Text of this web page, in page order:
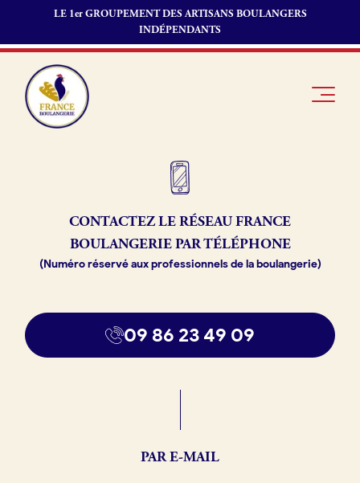
LE 1er GROUPEMENT DES ARTISANS BOULANGERS
INDÉPENDANTS
Je suis
boulanger
Je découvre
adhérer à
France
Offres
d’emploi
Fonds de
Actualités
Je suis
fournisseur
CONTACTEZ LE RÉSEAUFRANCE
BOULANGERIE PAR TÉLÉPHONE
(Numéro réservé aux professionnels de la boulangerie)
09 86 23 49 09
PAR E-MAIL